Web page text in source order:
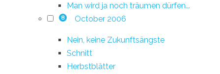
Man wird ja noch träumen dürfen...
8 October 2006
Nein, keine Zukunftsängste
Schnitt
Herbstblätter